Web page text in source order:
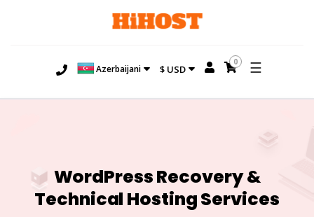
Azerbaijani $ USD
0 ☰
WordPress Recovery &
Technical Hosting Services